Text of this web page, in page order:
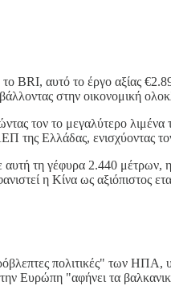
BRI, αυτό το έργο αξίας
στην οικονομική
τον το μεγαλύτερο
της Ελλάδας, ενισχύοντας
αυτή τη γέφυρα 2.440 μέτρων,
η Κίνα ως αξιόπιστος
πολιτικές" των ΗΠΑ,
Ευρώπη "αφήνει τα